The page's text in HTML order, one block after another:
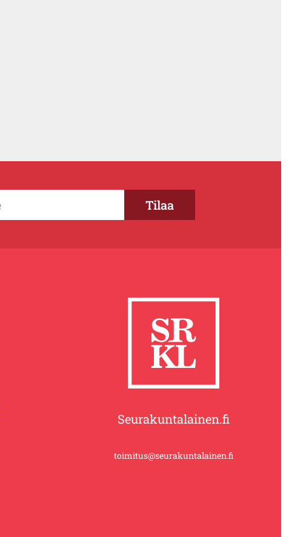
Seurakuntalainen.fi
toimitus@seurakuntalainen.fi